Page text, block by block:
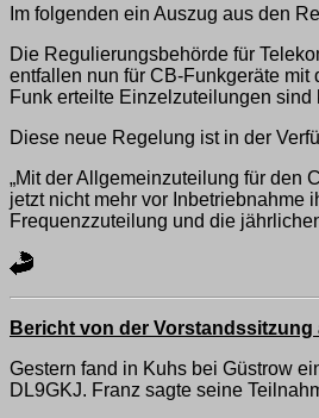
Im folgenden ein Auszug aus den
Die Regulierungsbehörde für
entfallen nun für CB-Funkgeräte
Funk erteilte Einzelzuteilungen sind
Diese neue Regelung ist in der
„Mit der Allgemeinzuteilung für den
jetzt nicht mehr vor Inbetriebnahme
Frequenzzuteilung und die
Bericht von der Vorstandssitzung
Gestern fand in Kuhs bei Güstrow
DL9GKJ. Franz sagte seine